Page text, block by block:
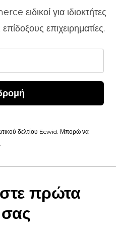
ειδικοί για ιδιοκτήτες
επιχειρηματίες.
δελτίου Ecwid. Μπορώ να
πρώτα